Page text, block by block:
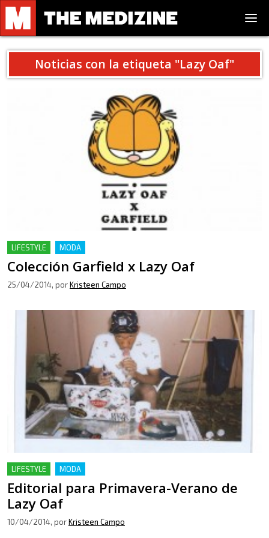
Noticias con la etiqueta "Lazy Oaf"
LIFESTYLE MODA
Colección Garfield x Lazy Oaf
25/04/2014, porKristeen Campo
LIFESTYLE MODA
Editorial para Primavera-Verano de
Lazy Oaf
10/04/2014, porKristeen Campo